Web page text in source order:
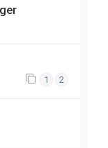
1 2